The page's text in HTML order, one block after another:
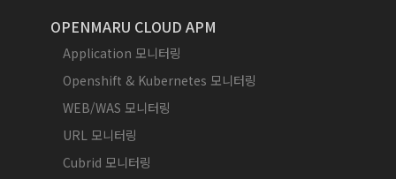
OPENMARU CLOUD APM
Application 모니터링
Openshift & Kubernetes 모니터링
WEB/WAS 모니터링
URL 모니터링
Cubrid 모니터링